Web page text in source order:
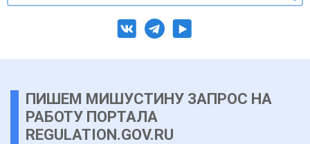
ПИШЕМ МИШУСТИНУ ЗАПРОС НА
РАБОТУ ПОРТАЛА
REGULATION.GOV.RU